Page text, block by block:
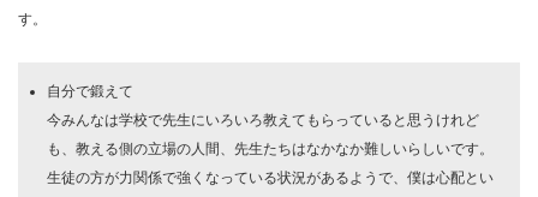
す。
自分で鍛えて
今みんなは学校で先生にいろいろ教えてもらっていると思うけれど
も、教える側の立場の人間、先生たちはなかなか難しいらしいです。
生徒の方が力関係で強くなっている状況があるようで、僕は心配とい